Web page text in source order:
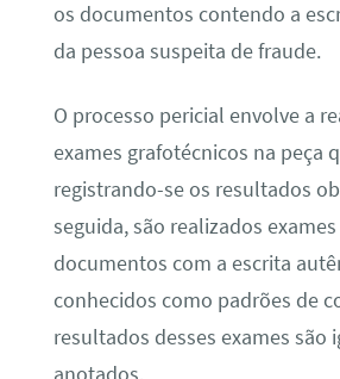
os documentos contendo a
da pessoa suspeita de fraude.
O processo pericial envolve a
exames grafotécnicos na peça
registrando-se os resultados
seguida, são realizados
documentos com a escrita
conhecidos como padrões de
resultados desses exames são
anotados.